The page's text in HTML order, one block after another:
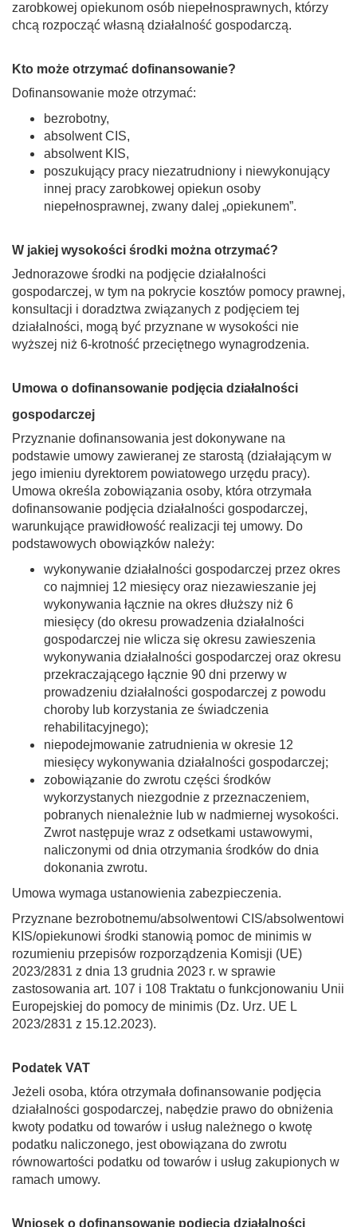
zarobkowej opiekunom osób niepełnosprawnych, którzy
chcą rozpocząć własną działalność gospodarczą.
Kto może otrzymać dofinansowanie?
Dofinansowanie może otrzymać:
bezrobotny,
absolwent CIS,
absolwent KIS,
poszukujący pracy niezatrudniony i niewykonujący
innej pracy zarobkowej opiekun osoby
niepełnosprawnej, zwany dalej „opiekunem”.
W jakiej wysokości środki można otrzymać?
Jednorazowe środki na podjęcie działalności
gospodarczej, w tym na pokrycie kosztów pomocy prawnej,
konsultacji i doradztwa związanych z podjęciem tej
działalności, mogą być przyznane w wysokości nie
wyższej niż 6-krotność przeciętnego wynagrodzenia.
Umowa o dofinansowanie podjęcia działalności
gospodarczej
Przyznanie dofinansowania jest dokonywane na
podstawie umowy zawieranej ze starostą (działającym w
jego imieniu dyrektorem powiatowego urzędu pracy).
Umowa określa zobowiązania osoby, która otrzymała
dofinansowanie podjęcia działalności gospodarczej,
warunkujące prawidłowość realizacji tej umowy. Do
podstawowych obowiązków należy:
wykonywanie działalności gospodarczej przez okres
co najmniej 12 miesięcy oraz niezawieszanie jej
wykonywania łącznie na okres dłuższy niż 6
miesięcy (do okresu prowadzenia działalności
gospodarczej nie wlicza się okresu zawieszenia
wykonywania działalności gospodarczej oraz okresu
przekraczającego łącznie 90 dni przerwy w
prowadzeniu działalności gospodarczej z powodu
choroby lub korzystania ze świadczenia
rehabilitacyjnego);
niepodejmowanie zatrudnienia w okresie 12
miesięcy wykonywania działalności gospodarczej;
zobowiązanie do zwrotu części środków
wykorzystanych niezgodnie z przeznaczeniem,
pobranych nienależnie lub w nadmiernej wysokości.
Zwrot następuje wraz z odsetkami ustawowymi,
naliczonymi od dnia otrzymania środków do dnia
dokonania zwrotu.
Umowa wymaga ustanowienia zabezpieczenia.
Przyznane bezrobotnemu/absolwentowi CIS/absolwentowi
KIS/opiekunowi środki stanowią pomoc de minimis w
rozumieniu przepisów rozporządzenia Komisji (UE)
2023/2831 z dnia 13 grudnia 2023 r. w sprawie
zastosowania art. 107 i 108 Traktatu o funkcjonowaniu Unii
Europejskiej do pomocy de minimis (Dz. Urz. UE L
2023/2831 z 15.12.2023).
Podatek VAT
Jeżeli osoba, która otrzymała dofinansowanie podjęcia
działalności gospodarczej, nabędzie prawo do obniżenia
kwoty podatku od towarów i usług należnego o kwotę
podatku naliczonego, jest obowiązana do zwrotu
równowartości podatku od towarów i usług zakupionych w
ramach umowy.
Wniosek o dofinansowanie podjęcia działalności